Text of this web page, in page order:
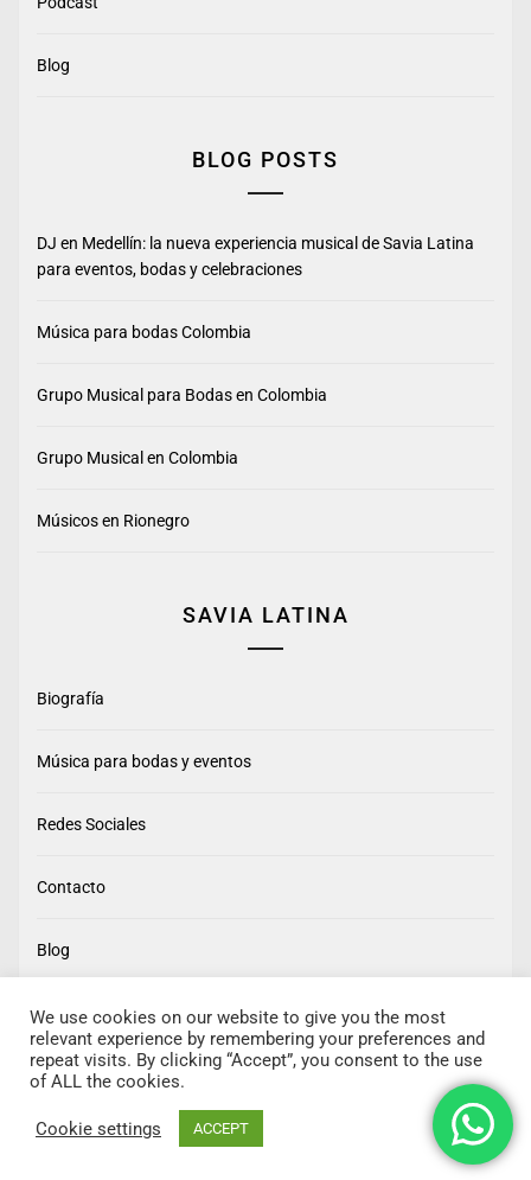
Blog
BLOG POSTS
DJ en Medellín: la nueva experiencia musical de Savia Latina
para eventos, bodas y celebraciones
Música para bodas Colombia
Grupo Musical para Bodas en Colombia
Grupo Musical en Colombia
Músicos en Rionegro
SAVIA LATINA
Biografía
Música para bodas y eventos
Redes Sociales
Contacto
Blog
We use cookies on our website to give you the most
relevant experience by remembering your preferences and
repeat visits. By clicking “Accept”, you consent to the use
of ALL the cookies.
Cookie settings ACCEPT